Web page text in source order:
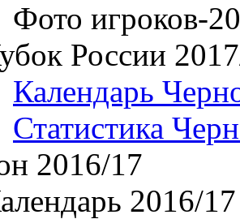
Фото игроков-
России
Календарь
Статистика
2016/17
2016/17